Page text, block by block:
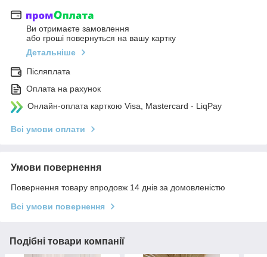
Ви отримаєте замовлення
або гроші повернуться на вашу картку
Детальніше
Післяплата
Оплата на рахунок
Онлайн-оплата карткою Visa, Mastercard - LiqPay
Всі умови оплати
Умови повернення
Повернення товару впродовж 14 днів за домовленістю
Всі умови повернення
Подібні товари компанії